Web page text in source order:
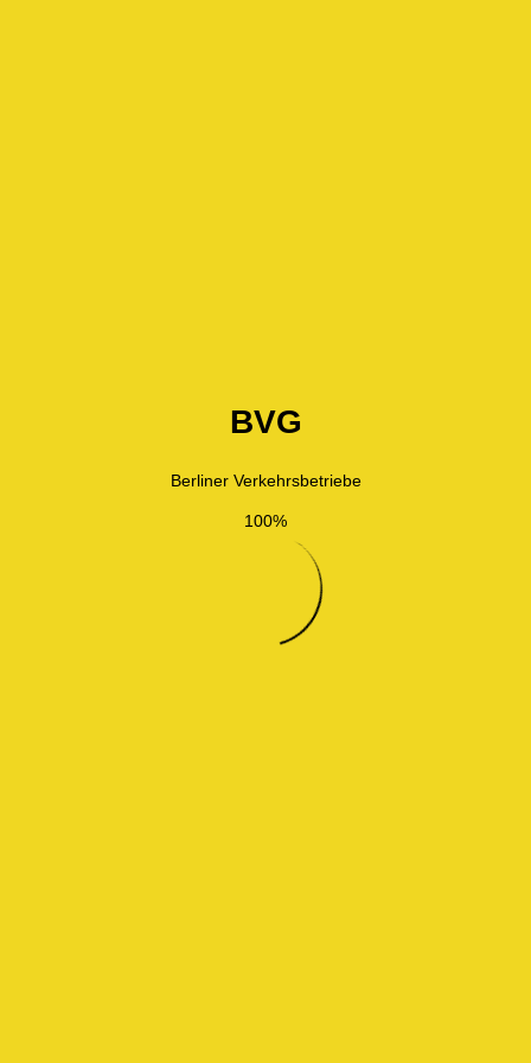
BVG
Berliner Verkehrsbetriebe
100%